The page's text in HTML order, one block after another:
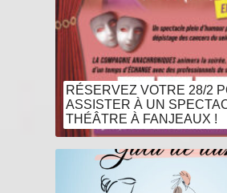
RÉSERVEZ VOTRE 28/2
ASSISTER À UN
THÉÂTRE À FANJEAUX !